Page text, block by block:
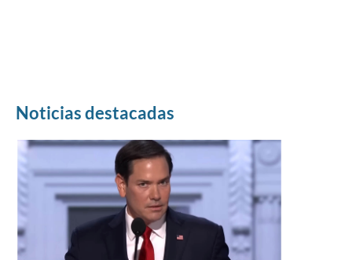
Noticias destacadas